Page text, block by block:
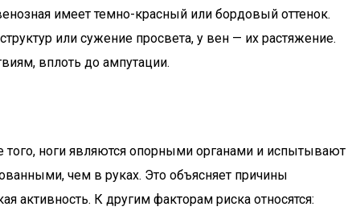
имеет темно-красный или бордовый оттенок.
или сужение просвета, у вен — их растяжение.
вплоть до ампутации.
того, ноги являются опорными органами и испытывают
чем в руках. Это объясняет причины
активность. К другим факторам риска относятся: